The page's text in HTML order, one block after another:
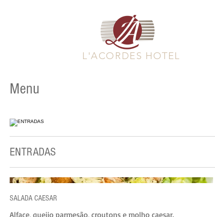
L'ACORDES HOTEL
Menu
ENTRADAS
SALADA CAESAR
Alface, queijo parmesão, croutons e molho caesar.